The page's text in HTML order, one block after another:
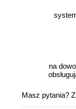
na
Masz pytania?